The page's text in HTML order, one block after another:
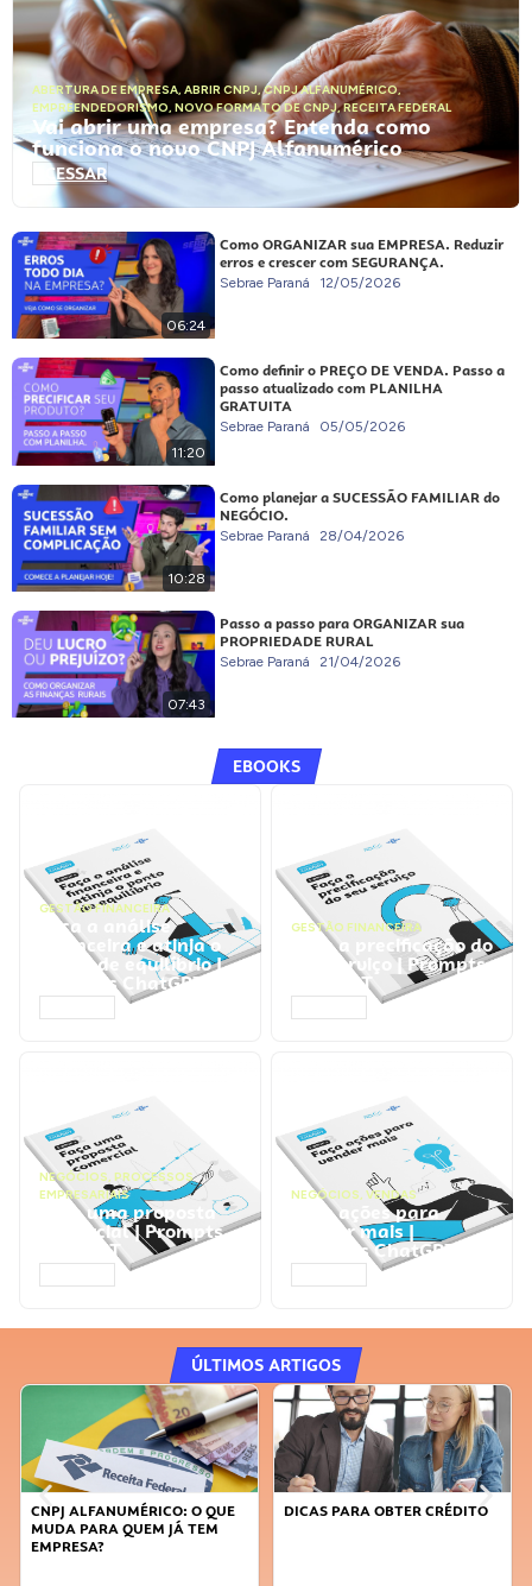
ABERTURA DE EMPRESA, ABRIR CNPJ,CNPJ ALFANUMÉRICO,
EMPREENDEDORISMO, NOVO FORMATO DE CNPJ,RECEITA FEDERAL
Vai abrir uma empresa? Entenda como
funciona o novo CNPJ Alfanumérico
ACESSAR
06:24
Como ORGANIZAR sua EMPRESA. Reduzir
erros e crescer com SEGURANÇA.
Sebrae Paraná 12/05/2026
11:20
Como definir o PREÇO DE VENDA. Passo a
passo atualizado com PLANILHA
GRATUITA
Sebrae Paraná 05/05/2026
10:28
Como planejar a SUCESSÃO FAMILIAR do
NEGÓCIO.
Sebrae Paraná 28/04/2026
07:43
Passo a passo para ORGANIZAR sua
PROPRIEDADE RURAL
Sebrae Paraná 21/04/2026
EBOOKS
GESTÃO FINANCEIRA
Faça a análise
financeira e atinja o
ponto de equilíbrio |
Prompts ChatGPT
GESTÃO FINANCEIRA
Faça a precificação do
seu serviço | Prompts
ChatGPT
NEGÓCIOS, PROCESSOS
EMPRESARIAIS
Faça uma proposta
comercial | Prompts
ChatGPT
NEGÓCIOS, VENDAS
Faça ações para
vender mais |
Prompts ChatGPT
ÚLTIMOS ARTIGOS
CNPJ ALFANUMÉRICO: O QUE
MUDA PARA QUEM JÁ TEM
EMPRESA?
DICAS PARA OBTER CRÉDITO